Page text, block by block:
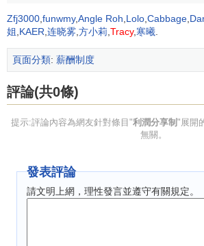
疏。公式為：
A=[Y/(X1-n)]*Xn
紅利分配繫數。
這種方法是通過分紅體現工作崗位和
潤貢獻的雙重差異，與其它工資比例法
Zfj3000 funwmy,Angle Roh Lolo Cabbage
姐 KAER 连晓雾 方小莉 Tracy, 寒曦
頁面分類: 薪酬制度
評論(共0條)
提示:評論內容為網友針對條目"利潤分享制 "展開
無關。
發表評論
請文明上網，理性發言並遵守有關規定。